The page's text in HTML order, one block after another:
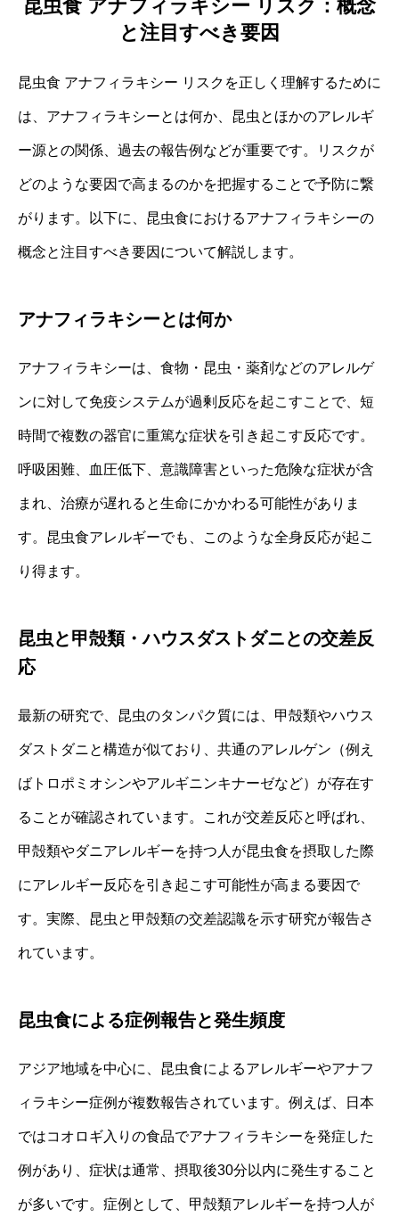
昆虫食 アナフィラキシー リスク：概念
と注目すべき要因
昆虫食 アナフィラキシー リスクを正しく理解するために
は、アナフィラキシーとは何か、昆虫とほかのアレルギ
ー源との関係、過去の報告例などが重要です。リスクが
どのような要因で高まるのかを把握することで予防に繋
がります。以下に、昆虫食におけるアナフィラキシーの
概念と注目すべき要因について解説します。
アナフィラキシーとは何か
アナフィラキシーは、食物・昆虫・薬剤などのアレルゲ
ンに対して免疫システムが過剰反応を起こすことで、短
時間で複数の器官に重篤な症状を引き起こす反応です。
呼吸困難、血圧低下、意識障害といった危険な症状が含
まれ、治療が遅れると生命にかかわる可能性がありま
す。昆虫食アレルギーでも、このような全身反応が起こ
り得ます。
昆虫と甲殻類・ハウスダストダニとの交差反
応
最新の研究で、昆虫のタンパク質には、甲殻類やハウス
ダストダニと構造が似ており、共通のアレルゲン（例え
ばトロポミオシンやアルギニンキナーゼなど）が存在す
ることが確認されています。これが交差反応と呼ばれ、
甲殻類やダニアレルギーを持つ人が昆虫食を摂取した際
にアレルギー反応を引き起こす可能性が高まる要因で
す。実際、昆虫と甲殻類の交差認識を示す研究が報告さ
れています。
昆虫食による症例報告と発生頻度
アジア地域を中心に、昆虫食によるアレルギーやアナフ
ィラキシー症例が複数報告されています。例えば、日本
ではコオロギ入りの食品でアナフィラキシーを発症した
例があり、症状は通常、摂取後30分以内に発生すること
が多いです。症例として、甲殻類アレルギーを持つ人が